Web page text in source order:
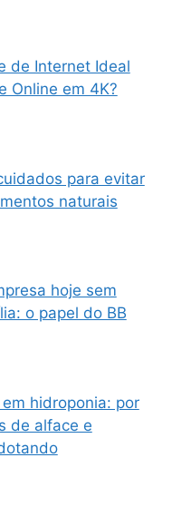
de Internet Ideal
Online em 4K?
para evitar
naturais
hoje sem
o papel do BB
hidroponia: por
de alface e